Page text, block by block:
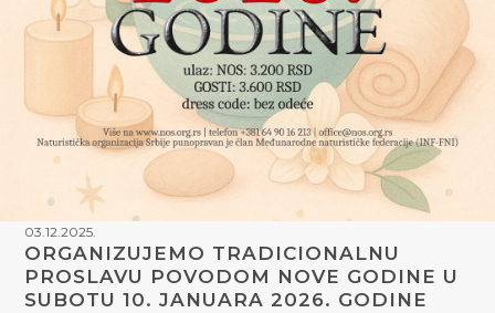
03.12.2025.
ORGANIZUJEMO TRADICIONALNU
PROSLAVU POVODOM NOVE GODINE U
SUBOTU 10. JANUARA 2026. GODINE